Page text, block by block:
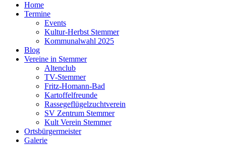
Home
Termine
Events
Kultur-Herbst Stemmer
Kommunalwahl 2025
Blog
Vereine in Stemmer
Altenclub
TV-Stemmer
Fritz-Homann-Bad
Kartoffelfreunde
Rassegeflügelzuchtverein
SV Zentrum Stemmer
Kult Verein Stemmer
Ortsbürgermeister
Galerie